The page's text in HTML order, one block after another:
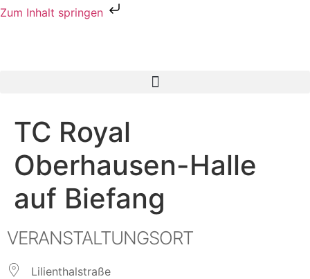
Zum Inhalt springen
TC Royal
Oberhausen-Halle
auf Biefang
VERANSTALTUNGSORT
Lilienthalstraße